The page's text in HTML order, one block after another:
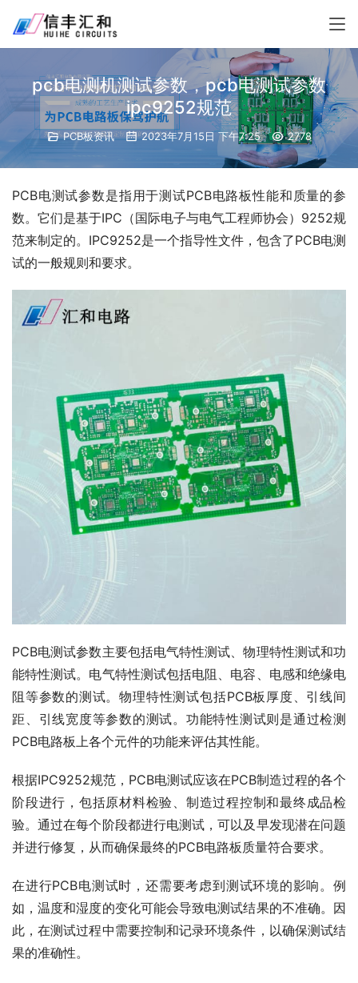
pcb电测机测试参数，pcb电测试参数
ipc9252规范
PCB板资讯 2023年7月15日 下午7:25 2778
PCB电测试参数是指用于测试PCB电路板性能和质量的参
数。它们是基于IPC（国际电子与电气工程师协会）9252规
范来制定的。IPC9252是一个指导性文件，包含了PCB电测
试的一般规则和要求。
PCB电测试参数主要包括电气特性测试、物理特性测试和功
能特性测试。电气特性测试包括电阻、电容、电感和绝缘电
阻等参数的测试。物理特性测试包括PCB板厚度、引线间
距、引线宽度等参数的测试。功能特性测试则是通过检测
PCB电路板上各个元件的功能来评估其性能。
根据IPC9252规范，PCB电测试应该在PCB制造过程的各个
阶段进行，包括原材料检验、制造过程控制和最终成品检
验。通过在每个阶段都进行电测试，可以及早发现潜在问题
并进行修复，从而确保最终的PCB电路板质量符合要求。
在进行PCB电测试时，还需要考虑到测试环境的影响。例
如，温度和湿度的变化可能会导致电测试结果的不准确。因
此，在测试过程中需要控制和记录环境条件，以确保测试结
果的准确性。